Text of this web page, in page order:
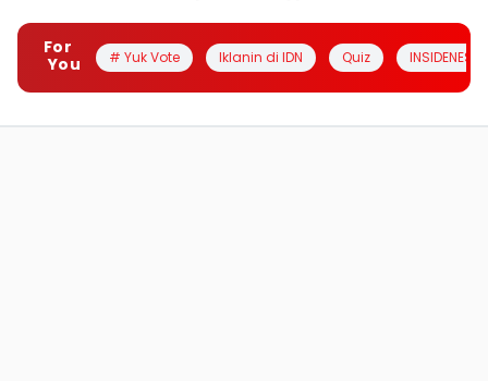
For
You
# Yuk Vote Iklanin di IDN Quiz INSIDENESIA